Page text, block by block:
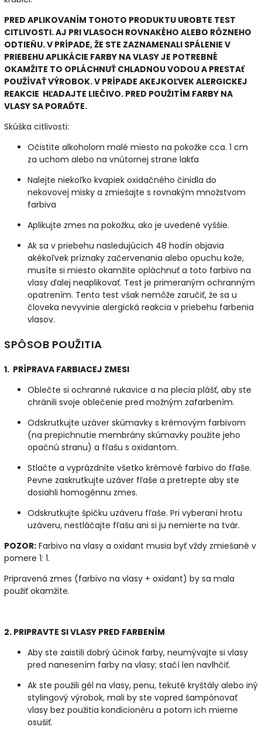
PRED APLIKOVANÍM TOHOTO PRODUKTU UROBTE TEST
CITLIVOSTI. AJ PRI VLASOCH ROVNAKÉHO ALEBO RÔZNEHO
ODTIEŇU. V PRÍPADE, ŽE STE ZAZNAMENALI SPÁLENIE V
PRIEBEHU APLIKÁCIE FARBY NA VLASY JE POTREBNÉ
OKAMŽITE TO OPLÁCHNUŤ CHLADNOU VODOU A PRESTAť
POUŽÍVAŤ VÝROBOK. V PRÍPADE AKEJKOĽVEK ALERGICKEJ
REAKCIE HĽADAJTE LIEČIVO. PRED POUŽITÍM FARBY NA
VLASY SA PORAĎTE.
Skúška citlivosti:
Očistite alkoholom malé miesto na pokožke cca. 1 cm
za uchom alebo na vnútornej strane lakťa
Nalejte niekoľko kvapiek oxidačného činidla do
nekovovej misky a zmiešajte s rovnakým množstvom
farbiva
Aplikujte zmes na pokožku, ako je uvedené vyššie.
Ak sa v priebehu nasledujúcich 48 hodín objavia
akékoľvek príznaky začervenania alebo opuchu kože,
musíte si miesto okamžite opláchnuť a toto farbivo na
vlasy ďalej neaplikovať. Test je primeraným ochranným
opatrením. Tento test však nemôže zaručiť, že sa u
človeka nevyvinie alergická reakcia v priebehu farbenia
vlasov.
SPÔSOB POUŽITIA
1. PRÍPRAVA FARBIACEJ ZMESI
Oblečte si ochranné rukavice a na plecia plášť, aby ste
chránili svoje oblečenie pred možným zafarbením.
Odskrutkujte uzáver skúmavky s krémovým farbivom
(na prepichnutie membrány skúmavky použite jeho
opačnú stranu) a fľašu s oxidantom.
Stlačte a vyprázdnite všetko krémové farbivo do fľaše.
Pevne zaskrutkujte uzáver fľaše a pretrepte aby ste
dosiahli homogénnu zmes.
Odskrutkujte špičku uzáveru fľaše. Pri vyberaní hrotu
uzáveru, nestláčajte fľašu ani si ju nemierte na tvár.
POZOR: Farbivo na vlasy a oxidant musia byť vždy zmiešané v
pomere 1: 1.
Pripravená zmes (farbivo na vlasy + oxidant) by sa mala
použiť okamžite.
2. PRIPRAVTE SI VLASY PRED FARBENÍM
Aby ste zaistili dobrý účinok farby, neumývajte si vlasy
pred nanesením farby na vlasy; stačí len navlhčiť.
Ak ste použili gél na vlasy, penu, tekuté kryštály alebo iný
stylingový výrobok, mali by ste vopred šampónovať
vlasy bez použitia kondicionéru a potom ich mierne
osušiť.